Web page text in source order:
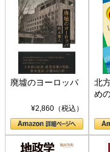
廃墟のヨーロッパ
¥2,860（税込）
北
め